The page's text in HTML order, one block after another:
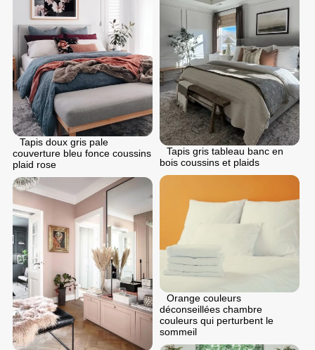
Tapis doux gris pale
couverture bleu fonce coussins
plaid rose
Tapis gris tableau banc en
bois coussins et plaids
Orange couleurs
déconseillées chambre
couleurs qui perturbent le
sommeil